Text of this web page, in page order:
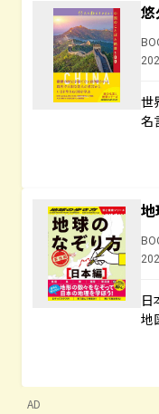
世
名
日
地
AD